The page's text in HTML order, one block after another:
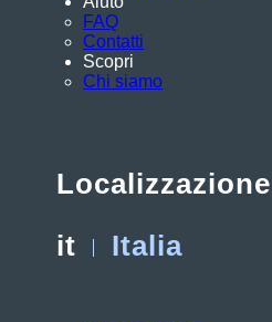
FAQ
Contatti
Scopri
Chi siamo
Localizzazione
it Italia